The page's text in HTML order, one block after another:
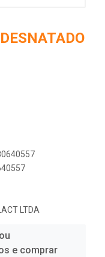
LTDA
e comprar